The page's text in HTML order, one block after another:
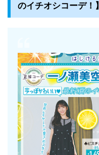
のイチオシコーデ！】